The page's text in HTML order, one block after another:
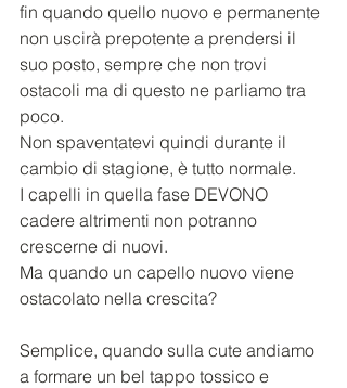
fin quando quello nuovo e permanente
non uscirà prepotente a prendersi il
suo posto, sempre che non trovi
ostacoli ma di questo ne parliamo tra
poco.
Non spaventatevi quindi durante il
cambio di stagione, è tutto normale.
I capelli in quella fase DEVONO
cadere altrimenti non potranno
crescerne di nuovi.
Ma quando un capello nuovo viene
ostacolato nella crescita?
Semplice, quando sulla cute andiamo
a formare un bel tappo tossico e